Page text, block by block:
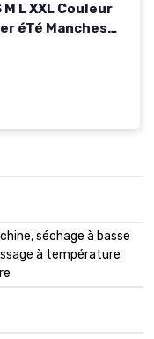
L XXL Couleur
éTé Manches
Gris
séchage à basse
à température